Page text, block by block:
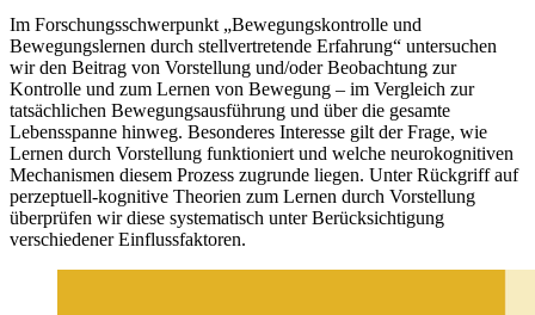
Im Forschungsschwerpunkt „Bewegungskontrolle und
Bewegungslernen durch stellvertretende Erfahrung“ untersuchen
wir den Beitrag von Vorstellung und/oder Beobachtung zur
Kontrolle und zum Lernen von Bewegung – im Vergleich zur
tatsächlichen Bewegungsausführung und über die gesamte
Lebensspanne hinweg. Besonderes Interesse gilt der Frage, wie
Lernen durch Vorstellung funktioniert und welche neurokognitiven
Mechanismen diesem Prozess zugrunde liegen. Unter Rückgriff auf
perzeptuell-kognitive Theorien zum Lernen durch Vorstellung
überprüfen wir diese systematisch unter Berücksichtigung
verschiedener Einflussfaktoren.